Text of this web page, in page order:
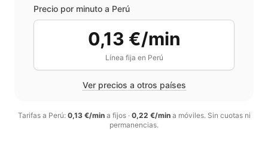
Precio por minuto a Perú
0,13 €/min
Línea fija en Perú
Ver precios a otros países
Tarifas a Perú: 0,13 €/mina fijos· 0,22 €/mina móviles. Sin cuotas ni
permanencias.